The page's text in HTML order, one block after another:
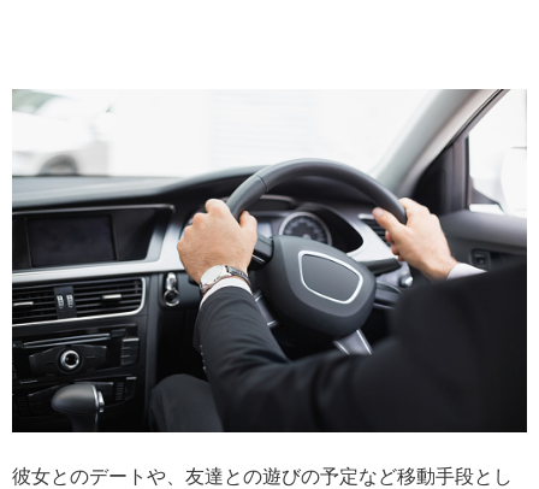
彼女とのデートや、友達との遊びの予定など移動手段とし